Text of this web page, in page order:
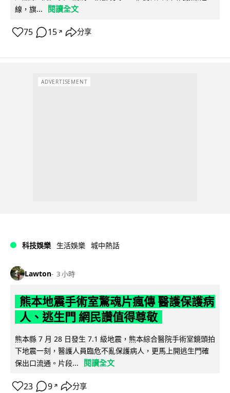
線，旗...
閱讀全文
75 15 ↗ 分享
ADVERTISEMENT
科技娛樂 生活娛樂 城中熱話
Lawton 3 小時
熊本地震手術室驚魂片瘋傳 醫護保護病
人、逃生門 網民讚值得尊敬
熊本縣 7 月 28 日發生 7.1 級地震，熊本綜合醫院手術室鏡頭拍
下地震一刻，醫護人員臨危不亂保護病人，更馬上開逃生門確
保出口流通。片段...
閱讀全文
23 9 ↗ 分享